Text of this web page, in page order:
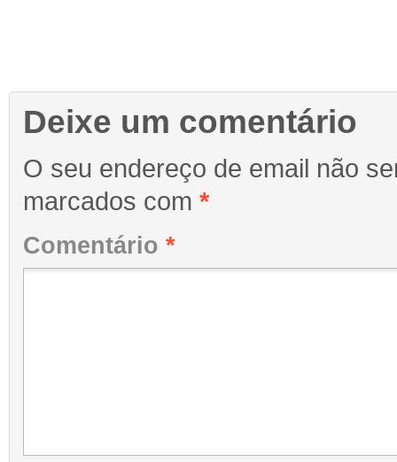
Deixe um comentário
O seu endereço de email não
marcados com *
Comentário *